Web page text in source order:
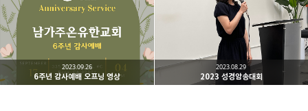
6주년 감사예배 오프닝 영상
2023.09.26
2023 성경암송대회
2023.08.29